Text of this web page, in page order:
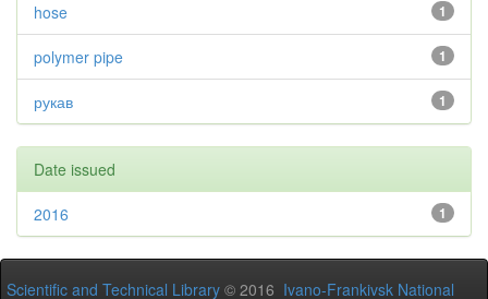
1
hose
1
polymer pipe
1
рукав
Date issued
1
2016
Scientific and Technical Library © 2016 Ivano-Frankivsk National